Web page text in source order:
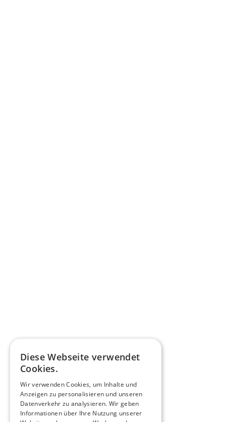
Diese Webseite verwendet
Cookies.
Wir verwenden Cookies, um Inhalte und
Anzeigen zu personalisieren und unseren
Datenverkehr zu analysieren. Wir geben
Informationen über Ihre Nutzung unserer